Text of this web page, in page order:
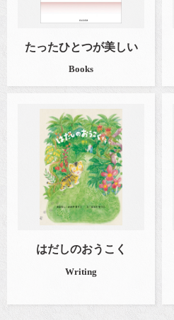
たったひとつが美しい
Books
はだしのおうこく
Writing